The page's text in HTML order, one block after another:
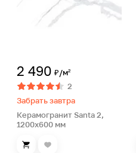
2 490 ₽/м²
2
Забрать завтра
Керамогранит Santa 2,
1200х600 мм